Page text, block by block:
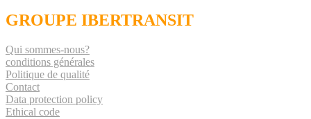
GROUPE IBERTRANSIT
Qui sommes-nous?
conditions générales
Politique de qualité
Contact
Data protection policy
Ethical code